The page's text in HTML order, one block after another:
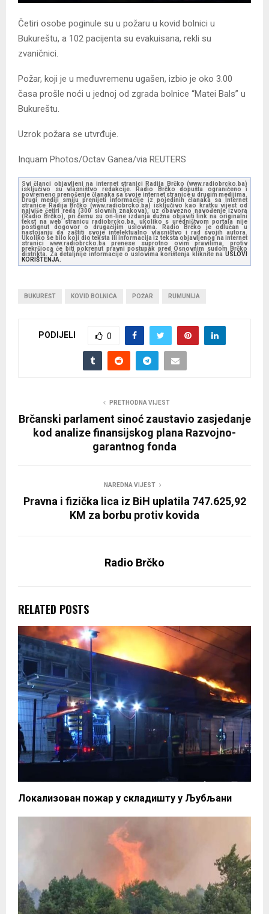
Četiri osobe poginule su u požaru u kovid bolnici u
Bukureštu, a 102 pacijenta su evakuisana, rekli su
zvaničnici.
Požar, koji je u međuvremenu ugašen, izbio je oko 3.00
časa prošle noći u jednoj od zgrada bolnice “Matei Bals” u
Bukureštu.
Uzrok požara se utvrđuje.
Inquam Photos/Octav Ganea/via REUTERS
Svi članci objavljeni na internet stranici Radija Brčko (www.radiobrcko.ba)
isključivo su vlasništvo redakcije. Radio Brčko dopušta ograničeno i
povremeno prenošenje članaka sa svoje internet stranice u drugim medijima.
Drugi mediji smiju prenijeti informacije iz pojedinih članaka sa Internet
stranice Radija Brčko (www.radiobrcko.ba) isključivo kao kratku vijest od
najviše četiri reda (300 slovnih znakova), uz obavezno navođenje izvora
(Radio Brčko), pri čemu su on-line izdanja dužna objaviti link na originalni
tekst na web stranicu radiobrcko.ba, ukoliko s uredništvom portala nije
postignut dogovor o drugačijim uslovima. Radio Brčko je odlučan u
nastojanju da zaštiti svoje intelektualno vlasništvo i rad svojih autora.
Ukoliko se bilo koji dio teksta ili informacija iz teksta objavljenog na internet
stranici www.radiobrcko.ba prenese suprotno ovim pravilima, protiv
prekršioca će biti pokrenut pravni postupak pred Osnovnim sudom Brčko
distrikta. Za detaljnije informacije o uslovima korištenja kliknite na USLOVI
KORIŠTENJA.
BUKUREŠT KOVID BOLNICA POŽAR RUMUNIJA
PODIJELI 0
PRETHODNA VIJEST
Brčanski parlament sinoć zaustavio zasjedanje
kod analize finansijskog plana Razvojno-
garantnog fonda
NAREDNA VIJEST
Pravna i fizička lica iz BiH uplatila 747.625,92
KM za borbu protiv kovida
Radio Brčko
RELATED POSTS
Локализован пожар у складишту у Љубљани